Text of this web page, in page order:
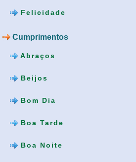
Felicidade
Cumprimentos
Abraços
Beijos
Bom Dia
Boa Tarde
Boa Noite